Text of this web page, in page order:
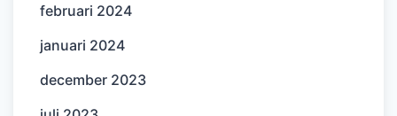
februari 2024
januari 2024
december 2023